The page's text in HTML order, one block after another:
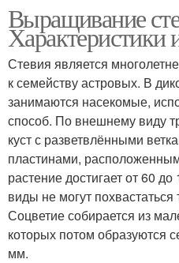
Выращивание
Стевия является
к семейству астровых. В
занимаются насекомые,
способ. По внешнему виду
куст с разветвлёнными
пластинами,
растение достигает от 60
виды не могут
Соцветие собирается из
которых потом образуются
мм.